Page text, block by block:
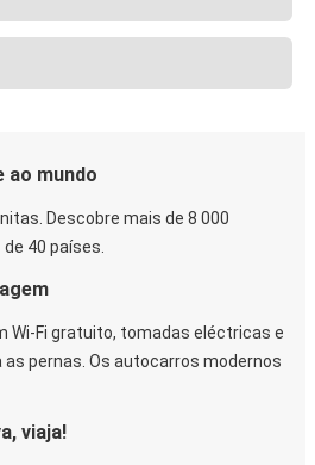
ao mundo
Descobre mais de 8 000
40 países.
Wi-Fi gratuito, tomadas eléctricas e
pernas. Os autocarros modernos
viaja!